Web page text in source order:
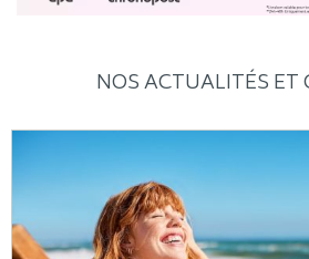
NOS ACTUALITÉS ET